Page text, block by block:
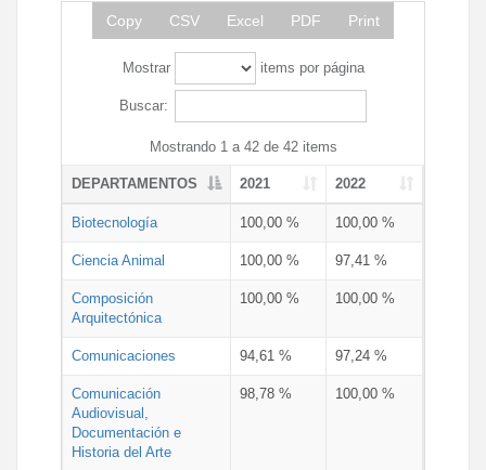
Copy CSV Excel PDF Print
Mostrar items por página
Buscar:
Mostrando 1 a 42 de 42 items
DEPARTAMENTOS 2021 2022
Biotecnología 100,00 % 100,00 %
Ciencia Animal 100,00 % 97,41 %
Composición
Arquitectónica
100,00 % 100,00 %
Comunicaciones 94,61 % 97,24 %
Comunicación
Audiovisual,
Documentación e
Historia del Arte
98,78 % 100,00 %